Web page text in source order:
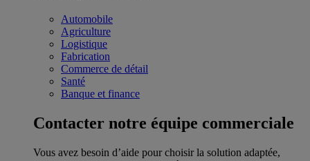
Automobile
Agriculture
Logistique
Fabrication
Commerce de détail
Santé
Banque et finance
Contacter notre équipe commerciale
Vous avez besoin d’aide pour choisir la solution adaptée,